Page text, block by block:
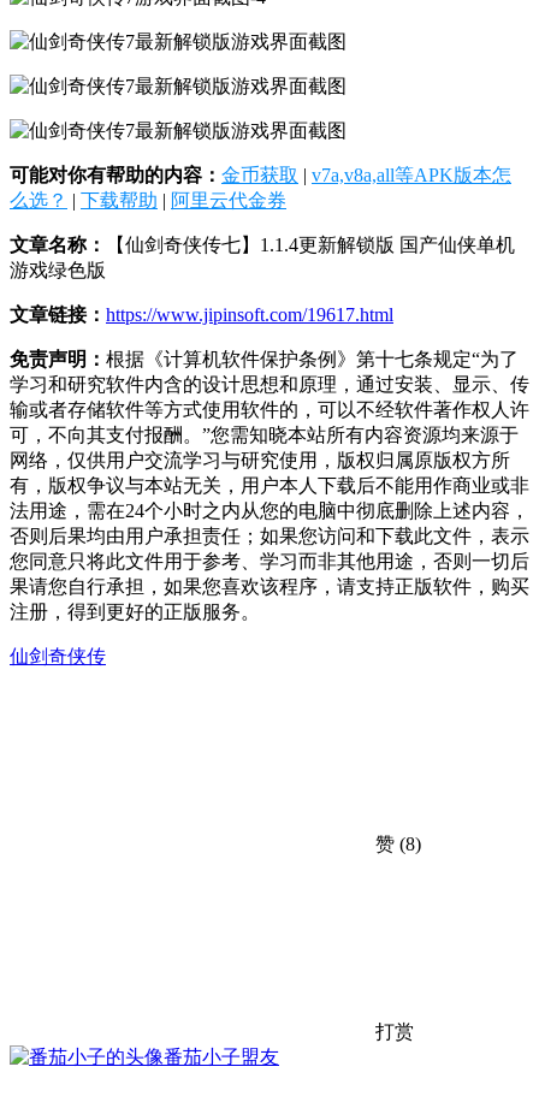
可能对你有帮助的内容： 金币获取 | v7a,v8a,all等APK版本怎
么选？ | 下载帮助 | 阿里云代金券
文章名称：
【仙剑奇侠传七】1.1.4更新解锁版 国产仙侠单机
游戏绿色版
文章链接： https://www.jipinsoft.com/19617.html
免责声明： 根据《计算机软件保护条例》第十七条规定“为了
学习和研究软件内含的设计思想和原理，通过安装、显示、传
输或者存储软件等方式使用软件的，可以不经软件著作权人许
可，不向其支付报酬。”您需知晓本站所有内容资源均来源于
网络，仅供用户交流学习与研究使用，版权归属原版权方所
有，版权争议与本站无关，用户本人下载后不能用作商业或非
法用途，需在24个小时之内从您的电脑中彻底删除上述内容，
否则后果均由用户承担责任；如果您访问和下载此文件，表示
您同意只将此文件用于参考、学习而非其他用途，否则一切后
果请您自行承担，如果您喜欢该程序，请支持正版软件，购买
注册，得到更好的正版服务。
仙剑奇侠传
赞 (8)
打赏
番茄小子盟友